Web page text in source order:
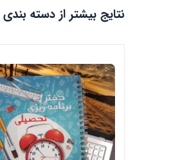
نتایج بیشتر از دسته بندی